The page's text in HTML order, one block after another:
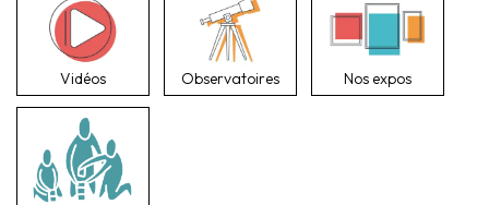
Vidéos Observatoires Nos expos